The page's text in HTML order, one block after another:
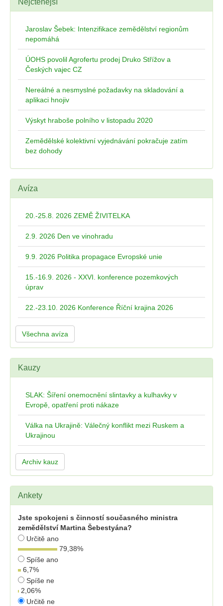
Nejčtenější
Jaroslav Šebek: Intenzifikace zemědělství regionům
nepomáhá
ÚOHS povolil Agrofertu prodej Druko Střížov a
Českých vajec CZ
Nereálné a nesmyslné požadavky na skladování a
aplikaci hnojiv
Výskyt hraboše polního v listopadu 2020
Zemědělské kolektivní vyjednávání pokračuje zatím
bez dohody
Avíza
20.-25.8. 2026 ZEMĚ ŽIVITELKA
2.9. 2026 Den ve vinohradu
9.9. 2026 Politika propagace Evropské unie
15.-16.9. 2026 - XXVI. konference pozemkových
úprav
22.-23.10. 2026 Konference Říční krajina 2026
Všechna avíza
Kauzy
SLAK: Šíření onemocnění slintavky a kulhavky v
Evropě, opatření proti nákaze
Válka na Ukrajině: Válečný konflikt mezi Ruskem a
Ukrajinou
Archiv kauz
Ankety
Jste spokojeni s činností současného ministra
zemědělství Martina Šebestyána?
Určitě ano
79,38%
Spíše ano
6,7%
Spíše ne
2,06%
Určitě ne